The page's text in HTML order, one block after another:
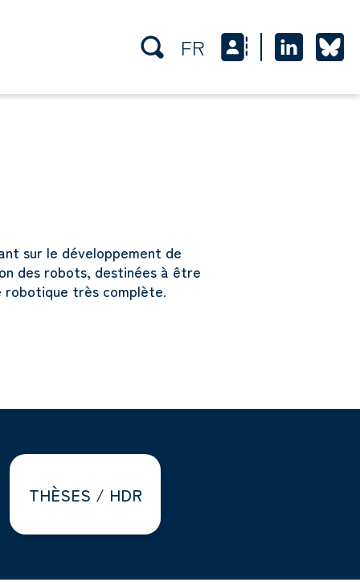
FR
sur le développement de
des robots, destinées à être
robotique très complète.
THÈSES / HDR